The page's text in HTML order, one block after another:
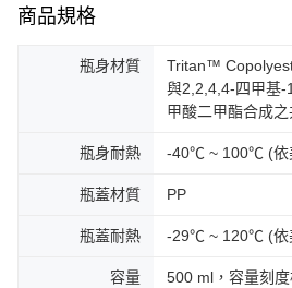
商品規格
瓶身材質
Tritan™
與2,2,4,4-四甲基-
甲酸二甲酯合成
瓶身耐熱 -40℃ ~ 100℃ (依
瓶蓋材質 PP
瓶蓋耐熱 -29℃ ~ 120℃ (依
容量 500 ml，容量刻